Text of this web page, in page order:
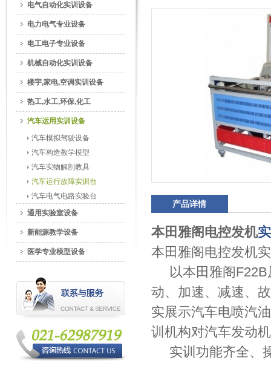
产品详情
本田雅阁电控发机
本田雅阁电控发机
以本田雅阁F22B
动、加速、减速、
实展示汽车电喷汽
训机构对汽车发动
实训功能齐全、
电气自动化实训设备
电力电气专业设备
电工电子专业设备
机械自动化实训设备
楼宇,家电,空调实训设备
热工,水工,环保,化工
汽车运用实训设备
汽车模拟驾驶设备
汽车构造教学模型
汽车实物解剖教具
汽车运行故障实训台
汽车电气电路实验台
通用实验室设备
新能源教学设备
医学专业模型设备